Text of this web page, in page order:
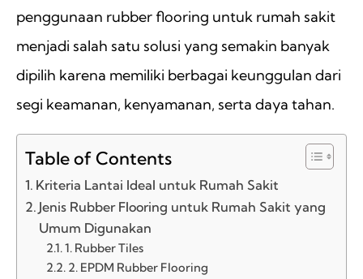
penggunaan rubber flooring untuk rumah sakit
menjadi salah satu solusi yang semakin banyak
dipilih karena memiliki berbagai keunggulan dari
segi keamanan, kenyamanan, serta daya tahan.
Table of Contents
Kriteria Lantai Ideal untuk Rumah Sakit
Jenis Rubber Flooring untuk Rumah Sakit yang
Umum Digunakan
1. Rubber Tiles
2. EPDM Rubber Flooring